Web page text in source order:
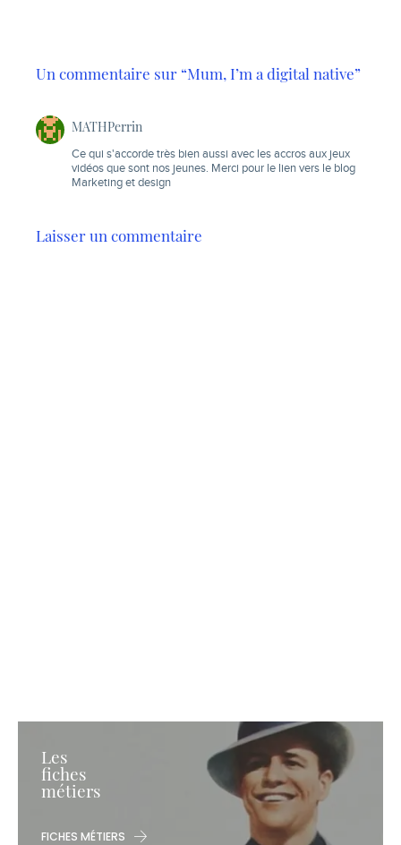
Un commentaire sur “Mum, I’m a digital native”
MATHPerrin
Ce qui s'accorde très bien aussi avec les accros aux jeux
vidéos que sont nos jeunes. Merci pour le lien vers le blog
Marketing et design
Laisser un commentaire
Les
fiches
métiers
FICHES MÉTIERS